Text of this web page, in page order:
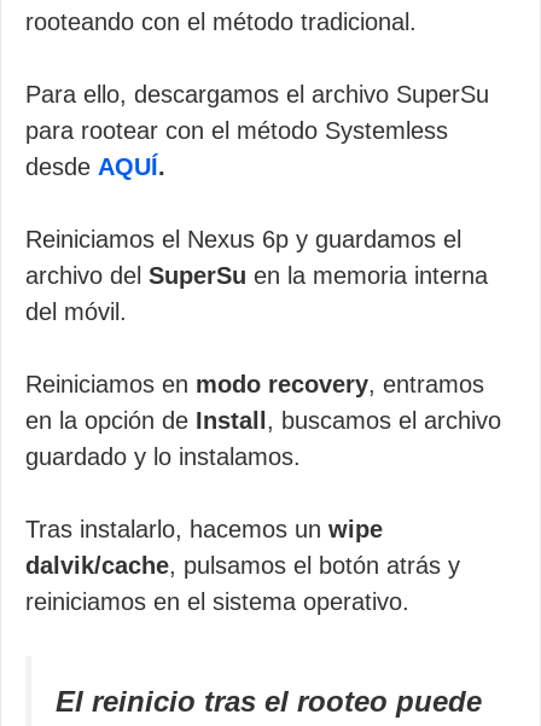
rooteando con el método tradicional.
Para ello, descargamos el archivo SuperSu
para rootear con el método Systemless
desde AQUÍ.
Reiniciamos el Nexus 6p y guardamos el
archivo del SuperSu en la memoria interna
del móvil.
Reiniciamos en modo recovery, entramos
en la opción de Install , buscamos el archivo
guardado y lo instalamos.
Tras instalarlo, hacemos un wipe
dalvik/cache, pulsamos el botón atrás y
reiniciamos en el sistema operativo.
El reinicio tras el rooteo puede